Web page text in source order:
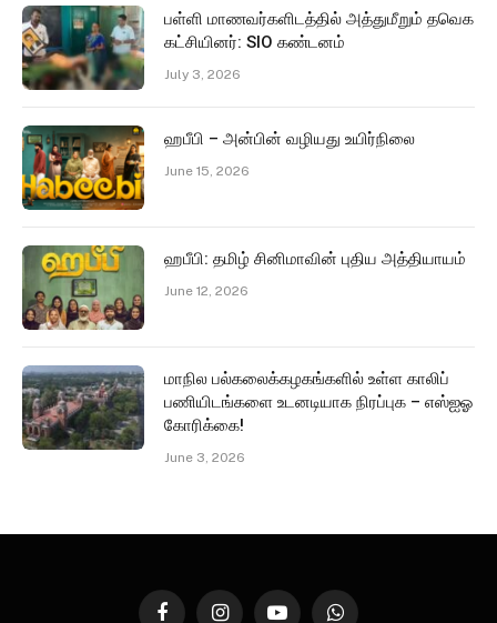
பள்ளி மாணவர்களிடத்தில் அத்துமீறும் தவெக
கட்சியினர்: SIO கண்டனம்
July 3, 2026
ஹபீபி – அன்பின் வழியது உயிர்நிலை
June 15, 2026
ஹபீபி: தமிழ் சினிமாவின் புதிய அத்தியாயம்
June 12, 2026
மாநில பல்கலைக்கழகங்களில் உள்ள காலிப்
பணியிடங்களை உடனடியாக நிரப்புக – எஸ்ஐஓ
கோரிக்கை!
June 3, 2026